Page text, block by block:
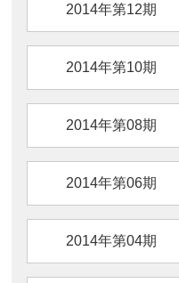
2014年第12期
2014年第10期
2014年第08期
2014年第06期
2014年第04期